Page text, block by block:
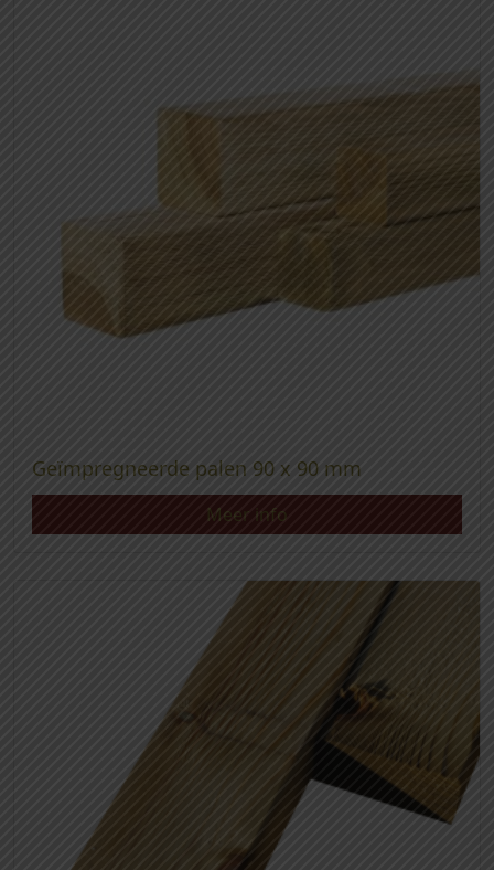
Geïmpregneerde palen 90 x 90 mm
Meer info